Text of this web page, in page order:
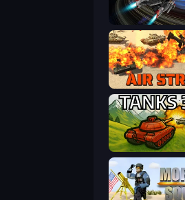
Starbase Gunship
Air Strike
Tanks 3D